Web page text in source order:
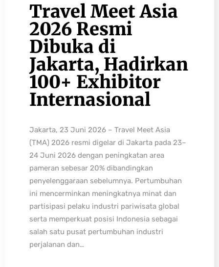
Travel Meet Asia
2026 Resmi
Dibuka di
Jakarta, Hadirkan
100+ Exhibitor
Internasional
Jakarta, 23 Juni 2026 – Travel Meet Asia
(TMA) 2026 resmi digelar di Jakarta pada 23–
24 Juni 2026 dengan peningkatan area
pameran sebesar 20% dibandingkan
penyelenggaraan sebelumnya. Pertumbuhan
ini mencerminkan meningkatnya minat dan
partisipasi pelaku industri pariwisata global
serta memperkuat posisi Indonesia sebagai
salah satu pusat pertumbuhan industri
perjalanan dan…